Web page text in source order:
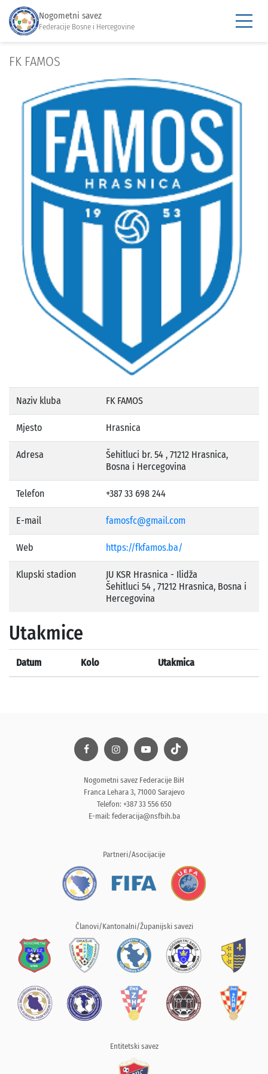
Nogometni savez
Federacije Bosne i Hercegovine
FK FAMOS
Naziv kluba FK FAMOS
Mjesto Hrasnica
Adresa
Šehitluci br. 54 , 71212 Hrasnica,
Bosna i Hercegovina
Telefon +387 33 698 244
E-mail famosfc@gmail.com
Web https://fkfamos.ba/
Klupski stadion
JU KSR Hrasnica - Ilidža
Šehitluci 54 , 71212 Hrasnica, Bosna i
Hercegovina
Utakmice
Datum Kolo Utakmica
Nogometni savez Federacije BiH
Franca Lehara 3, 71000 Sarajevo
Telefon: +387 33 556 650
E-mail: federacija@nsfbih.ba
Partneri/Asocijacije
Članovi/Kantonalni/Županijski savezi
Entitetski savez